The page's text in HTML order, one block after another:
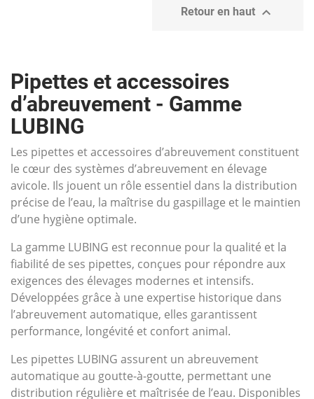
Retour en haut 
Pipettes et accessoires
d’abreuvement - Gamme
LUBING
Les pipettes et accessoires d’abreuvement constituent
le cœur des systèmes d’abreuvement en élevage
avicole. Ils jouent un rôle essentiel dans la distribution
précise de l’eau, la maîtrise du gaspillage et le maintien
d’une hygiène optimale.
La gamme LUBING est reconnue pour la qualité et la
fiabilité de ses pipettes, conçues pour répondre aux
exigences des élevages modernes et intensifs.
Développées grâce à une expertise historique dans
l’abreuvement automatique, elles garantissent
performance, longévité et confort animal.
Les pipettes LUBING assurent un abreuvement
automatique au goutte-à-goutte, permettant une
distribution régulière et maîtrisée de l’eau. Disponibles